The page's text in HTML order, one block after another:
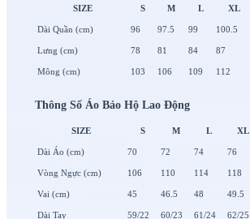
SIZE S M L XL
Dài Quần (cm) 96 97.5 99 100.5
Lưng (cm) 78 81 84 87
Mông (cm) 103 106 109 112
Thông Số Áo Bảo Hộ Lao Động
SIZE S M L XL
Dài Áo (cm) 70 72 74 76
Vòng Ngực (cm) 106 110 114 118
Vai (cm) 45 46.5 48 49.5
Dài Tay 59/22 60/23 61/24 62/25